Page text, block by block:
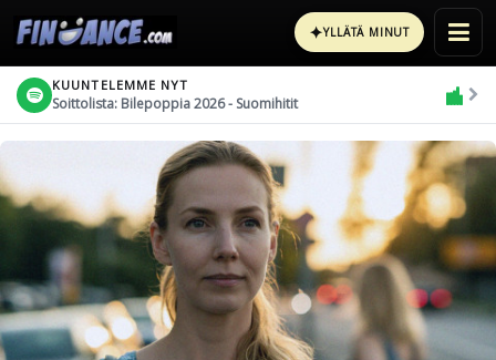
✦YLLÄTÄ MINUT
KUUNTELEMME NYT
Soittolista: Bilepoppia 2026 - Suomihitit